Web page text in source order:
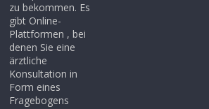
zu bekommen. Es
gibt Online-
Plattformen , bei
denen Sie eine
ärztliche
Konsultation in
Form eines
Fragebogens